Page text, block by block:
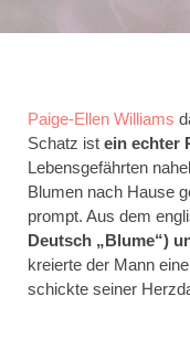
Paige-Ellen Williams
Schatz ist ein echter
Lebensgefährten
Blumen nach Hause
prompt. Aus dem
Deutsch „Blume“)
kreierte der Mann eine
schickte seiner